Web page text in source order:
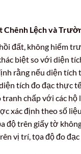
Chênh Lệch và
đất, không hiếm
biệt so với diện
rằng nếu diện tích
tích đo đạc thực
chấp với các hộ
xác định theo số
độ trên giấy tờ
vị trí, tọa độ đo